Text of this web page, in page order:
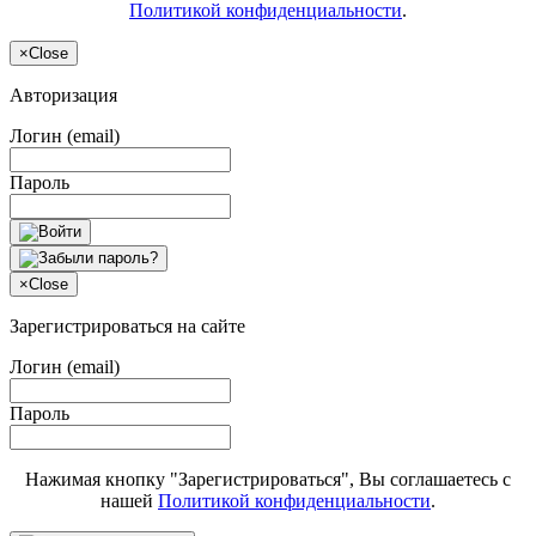
Политикой конфиденциальности.
×Close
Авторизация
Логин (email)
Пароль
×Close
Зарегистрироваться на сайте
Логин (email)
Пароль
Нажимая кнопку "Зарегистрироваться", Вы соглашаетесь с
нашей Политикой конфиденциальности.